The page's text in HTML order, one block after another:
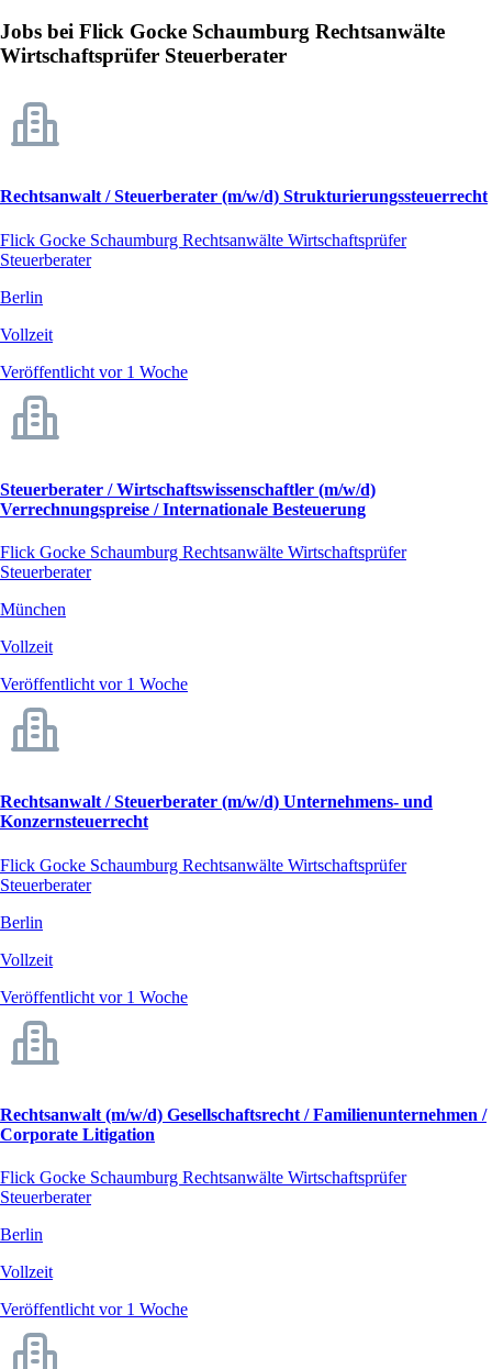
Jobs bei Flick Gocke Schaumburg Rechtsanwälte
Wirtschaftsprüfer Steuerberater
Rechtsanwalt / Steuerberater (m/w/d) Strukturierungssteuerrecht
Flick Gocke Schaumburg Rechtsanwälte Wirtschaftsprüfer
Steuerberater
Berlin
Vollzeit
Veröffentlicht vor 1 Woche
Steuerberater / Wirtschaftswissenschaftler (m/w/d)
Verrechnungspreise / Internationale Besteuerung
Flick Gocke Schaumburg Rechtsanwälte Wirtschaftsprüfer
Steuerberater
München
Vollzeit
Veröffentlicht vor 1 Woche
Rechtsanwalt / Steuerberater (m/w/d) Unternehmens- und
Konzernsteuerrecht
Flick Gocke Schaumburg Rechtsanwälte Wirtschaftsprüfer
Steuerberater
Berlin
Vollzeit
Veröffentlicht vor 1 Woche
Rechtsanwalt (m/w/d) Gesellschaftsrecht / Familienunternehmen /
Corporate Litigation
Flick Gocke Schaumburg Rechtsanwälte Wirtschaftsprüfer
Steuerberater
Berlin
Vollzeit
Veröffentlicht vor 1 Woche